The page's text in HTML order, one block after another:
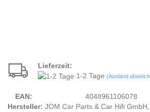
Lieferzeit:
1-2 Tage (Ausland
EAN:
4048961106078
Hersteller: JOM Car Parts & Car Hifi